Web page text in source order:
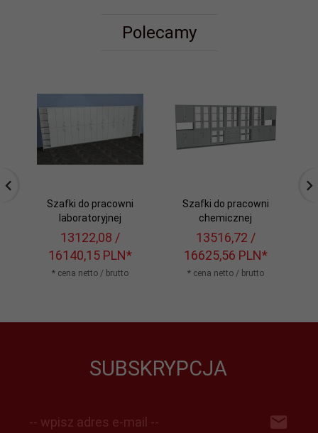
Polecamy
Szafki do pracowni
laboratoryjnej
13122,08 /
16140,15 PLN*
* cena netto / brutto
Szafki do pracowni
chemicznej
13516,72 /
16625,56 PLN*
* cena netto / brutto
SUBSKRYPCJA
-- wpisz adres e-mail --